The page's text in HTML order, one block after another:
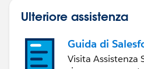
Ulteriore assistenza
Guida di
Visita Assistenza